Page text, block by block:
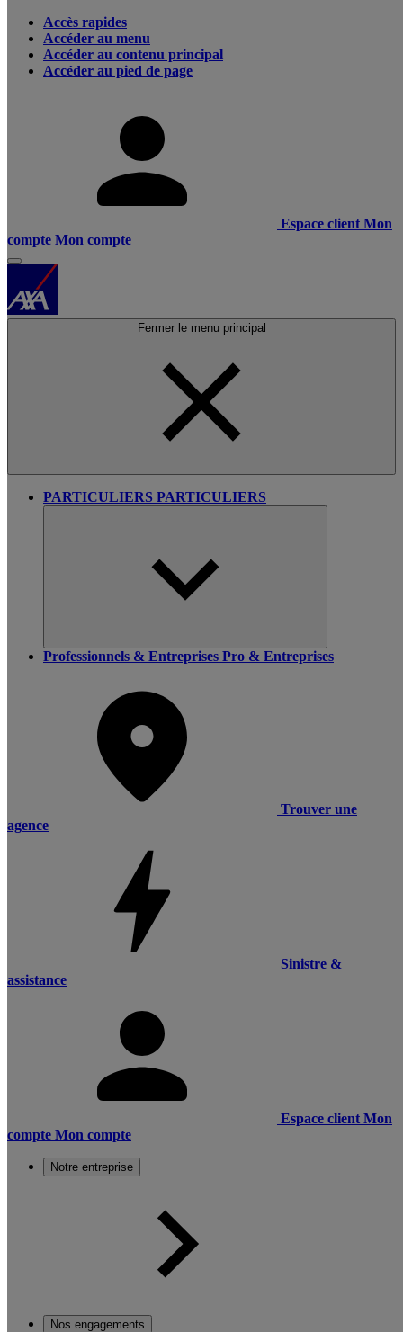
Accès rapides
Accéder au menu
Accéder au contenu principal
Accéder au pied de page
Espace client Mon
compte Mon compte
Fermer le menu principal
PARTICULIERS PARTICULIERS
Professionnels & Entreprises Pro & Entreprises
Trouver une
agence
Sinistre &
assistance
Espace client Mon
compte Mon compte
Notre entreprise
Nos engagements